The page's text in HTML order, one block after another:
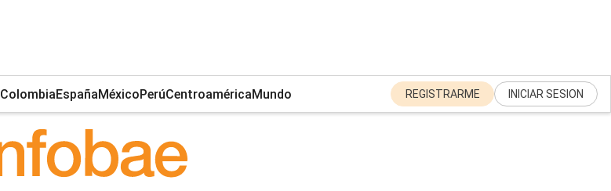
ColombiaEspañaMéxicoPerúCentroaméricaMundo REGISTRARME INICIAR SESION